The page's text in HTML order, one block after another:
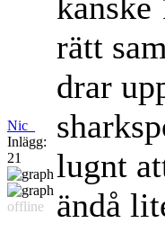
Nic_
Inlägg:
21
offline
rätt
drar
lugnt
ändå